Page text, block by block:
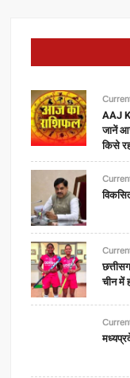
AAJ
जानें
किसे
चीन में